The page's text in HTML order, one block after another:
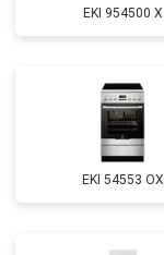
EKI 954500 X
EKI 54553 OX